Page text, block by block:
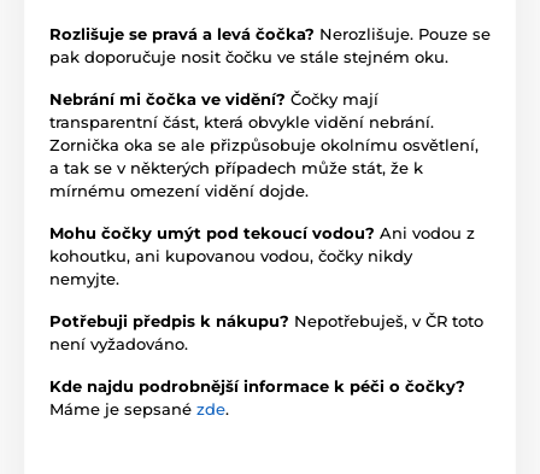
Rozlišuje se pravá a levá čočka? Nerozlišuje. Pouze se
pak doporučuje nosit čočku ve stále stejném oku.
Nebrání mi čočka ve vidění? Čočky mají
transparentní část, která obvykle vidění nebrání.
Zornička oka se ale přizpůsobuje okolnímu osvětlení,
a tak se v některých případech může stát, že k
mírnému omezení vidění dojde.
Mohu čočky umýt pod tekoucí vodou? Ani vodou z
kohoutku, ani kupovanou vodou, čočky nikdy
nemyjte.
Potřebuji předpis k nákupu? Nepotřebuješ, v ČR toto
není vyžadováno.
Kde najdu podrobnější informace k péči o čočky?
Máme je sepsané zde.